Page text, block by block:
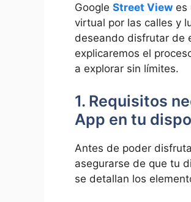
Google Street View es
virtual por las calles y
deseando disfrutar de
explicaremos el
a explorar sin límites.
1. Requisitos
App en tu
Antes de poder
asegurarse de que tu
se detallan los